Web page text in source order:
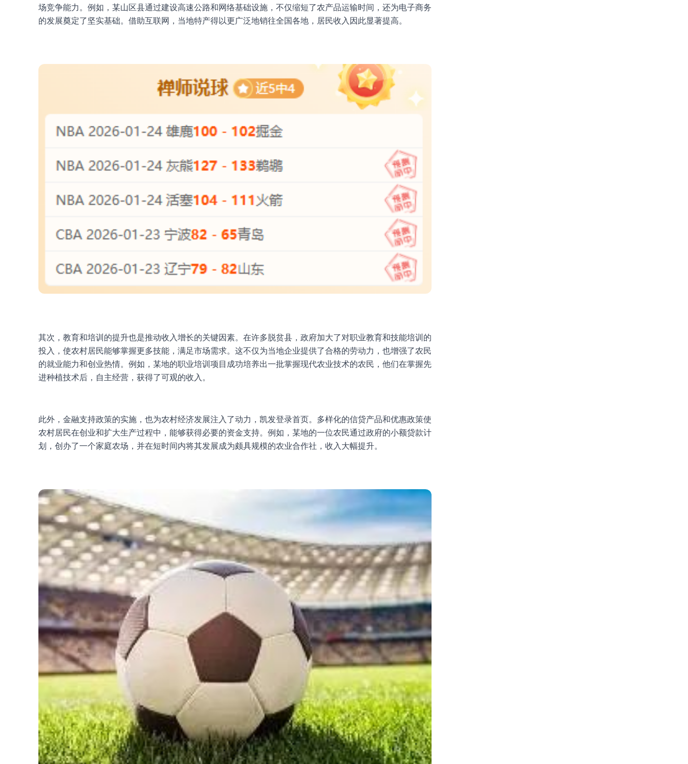
场竞争能力。例如，某山区县通过建设高速公路和网络基础设施，不仅缩短了农产品运输时间，还为电子商务
的发展奠定了坚实基础。借助互联网，当地特产得以更广泛地销往全国各地，居民收入因此显著提高。
其次，教育和培训的提升也是推动收入增长的关键因素。在许多脱贫县，政府加大了对职业教育和技能培训的
投入，使农村居民能够掌握更多技能，满足市场需求。这不仅为当地企业提供了合格的劳动力，也增强了农民
的就业能力和创业热情。例如，某地的职业培训项目成功培养出一批掌握现代农业技术的农民，他们在掌握先
进种植技术后，自主经营，获得了可观的收入。
此外，金融支持政策的实施，也为农村经济发展注入了动力， 凯发登录首页。多样化的信贷产品和优惠政策使
农村居民在创业和扩大生产过程中，能够获得必要的资金支持。例如，某地的一位农民通过政府的小额贷款计
划，创办了一个家庭农场，并在短时间内将其发展成为颇具规模的农业合作社，收入大幅提升。